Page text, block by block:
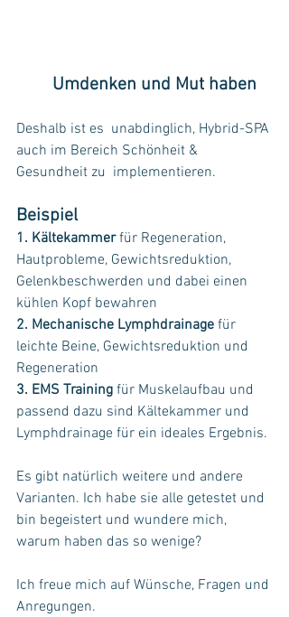
Umdenken und Mut haben
Deshalb ist es  unabdinglich, Hybrid-SPA
auch im Bereich Schönheit &
Gesundheit zu  implementieren.
Beispiel
1. Kältekammer für Regeneration,
Hautprobleme, Gewichtsreduktion,
Gelenkbeschwerden und dabei einen
kühlen Kopf bewahren
2. Mechanische Lymphdrainage für
leichte Beine, Gewichtsreduktion und
Regeneration
3. EMS Training für Muskelaufbau und
passend dazu sind Kältekammer und
Lymphdrainage für ein ideales Ergebnis.
Es gibt natürlich weitere und andere
Varianten. Ich habe sie alle getestet und
bin begeistert und wundere mich,
warum haben das so wenige?
Ich freue mich auf Wünsche, Fragen und
Anregungen.